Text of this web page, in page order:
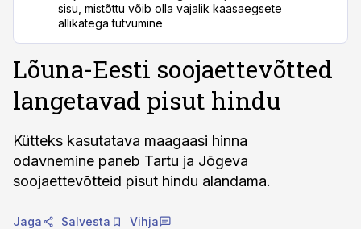
sisu, mistõttu võib olla vajalik kaasaegsete
allikatega tutvumine
Lõuna-Eesti soojaettevõtted
langetavad pisut hindu
Kütteks kasutatava maagaasi hinna
odavnemine paneb Tartu ja Jõgeva
soojaettevõtteid pisut hindu alandama.
Jaga Salvesta Vihja